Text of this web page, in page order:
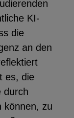
KI-
die
an den
es, die
durch
können, zu